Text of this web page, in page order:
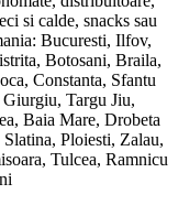
si calde, snacks sau
Bucuresti, Ilfov,
Botosani, Braila,
Constanta, Sfantu
Targu Jiu,
Baia Mare, Drobeta
Ploiesti, Zalau,
Tulcea, Ramnicu